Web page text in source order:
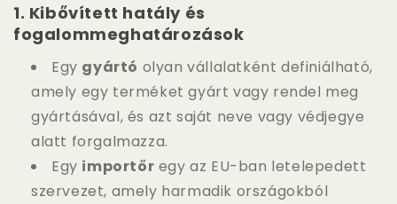
1. Kibővített hatály és
fogalommeghatározások
Egy gyártó olyan vállalatként definiálható,
amely egy terméket gyárt vagy rendel meg
gyártásával, és azt saját neve vagy védjegye
alatt forgalmazza.
Egy importőr egy az EU-ban letelepedett
szervezet, amely harmadik országokból